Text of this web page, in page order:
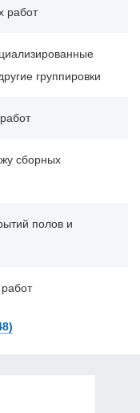
работ
группировки
сборных
полов и